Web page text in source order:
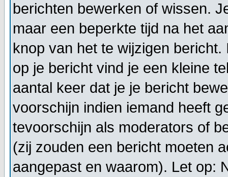
berichten bewerken of wissen.
maar een beperkte tijd na het
knop van het te wijzigen
op je bericht vind je een kleine
aantal keer dat je je bericht
voorschijn indien iemand heeft
tevoorschijn als moderators of
(zij zouden een bericht moeten
aangepast en waarom). Let op: